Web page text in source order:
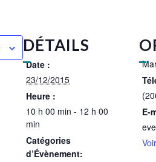
DÉTAILS
Date :
23/12/2015
Heure :
10 h 00 min - 12 h 00
min
Catégories
d’Évènement:
E-